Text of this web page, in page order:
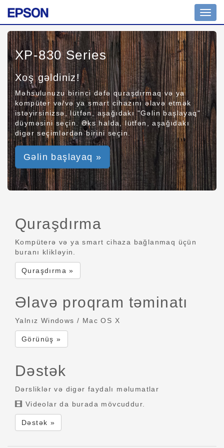
XP-830 Series
Xoş gəldiniz!
Məhsulunuzu birinci dəfə quraşdırmaq və ya
kompüter və/və ya smart cihazını əlavə etmək
istəyirsinizsə, lütfən, aşağıdakı "Gəlin başlayaq"
düyməsini seçin. Əks halda, lütfən, aşağıdakı
digər seçimlərdən birini seçin.
Gəlin başlayaq »
Quraşdırma
Kompüterə və ya smart cihaza bağlanmaq üçün
buranı klikləyin.
Quraşdırma »
Əlavə proqram təminatı
Yalnız Windows / Mac OS X
Görünüş »
Dəstək
Dərsliklər və digər faydalı məlumatlar
Videolar da burada mövcuddur.
Dəstək »